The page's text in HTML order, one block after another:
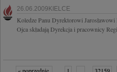
26.06.2009KIELCE
Koledze Panu Dyrektorowi Jarosławowi
Ojca składają Dyrekcja i pracownicy